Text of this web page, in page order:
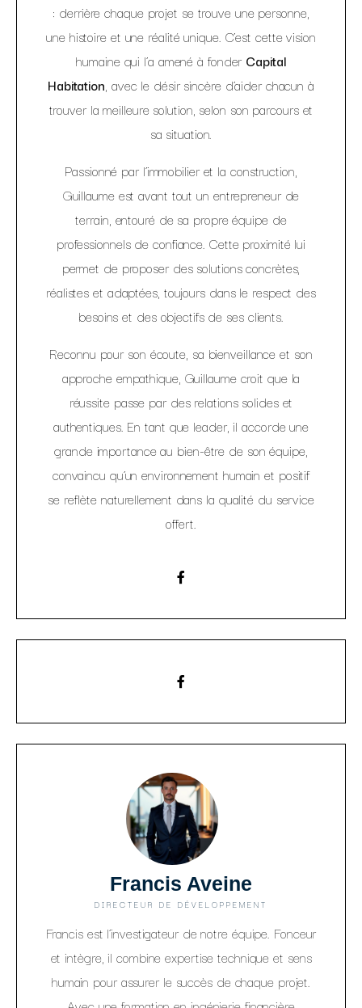
: derrière chaque projet se trouve une personne,
une histoire et une réalité unique. C’est cette vision
humaine qui l’a amené à fonder Capital
Habitation, avec le désir sincère d’aider chacun à
trouver la meilleure solution, selon son parcours et
sa situation.
Passionné par l’immobilier et la construction,
Guillaume est avant tout un entrepreneur de
terrain, entouré de sa propre équipe de
professionnels de confiance. Cette proximité lui
permet de proposer des solutions concrètes,
réalistes et adaptées, toujours dans le respect des
besoins et des objectifs de ses clients.
Reconnu pour son écoute, sa bienveillance et son
approche empathique, Guillaume croit que la
réussite passe par des relations solides et
authentiques. En tant que leader, il accorde une
grande importance au bien-être de son équipe,
convaincu qu’un environnement humain et positif
se reflète naturellement dans la qualité du service
offert.
Francis Aveine
DIRECTEUR DE DÉVELOPPEMENT
Francis est l’investigateur de notre équipe. Fonceur
et intègre, il combine expertise technique et sens
humain pour assurer le succès de chaque projet.